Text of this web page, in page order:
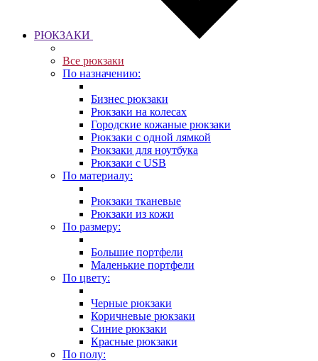
РЮКЗАКИ
Все рюкзаки
По назначению:
Бизнес рюкзаки
Рюкзаки на колесах
Городские кожаные рюкзаки
Рюкзаки с одной лямкой
Рюкзаки для ноутбука
Рюкзаки с USB
По материалу:
Рюкзаки тканевые
Рюкзаки из кожи
По размеру:
Большие портфели
Маленькие портфели
По цвету:
Черные рюкзаки
Коричневые рюкзаки
Синие рюкзаки
Красные рюкзаки
По полу: